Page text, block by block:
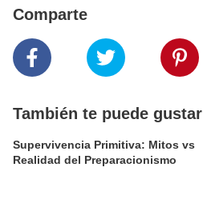
Comparte
También te puede gustar
Supervivencia Primitiva: Mitos vs
Realidad del Preparacionismo